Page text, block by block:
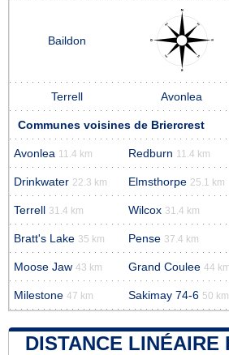
Baildon
Terrell Avonlea
Communes voisines de Briercrest
Avonlea 11.4 km Redburn 11.4 km
Drinkwater 22.3 km Elmsthorpe 25.1 km
Terrell 31.4 km Wilcox 31.4 km
Bratt's Lake 35 km Pense 37.4 km
Moose Jaw 43 km Grand Coulee 44 km
Milestone 47 km Sakimay 74-6 50 km
DISTANCE LINÉAIRE